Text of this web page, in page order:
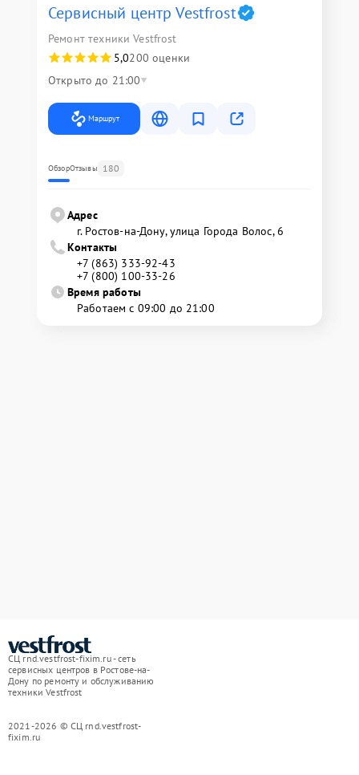
Сервисный центр Vestfrost
Ремонт техники Vestfrost
5,0200 оценки
Открыто до 21:00
Маршрут
ОбзорОтзывы 180
Адрес
г. Ростов-на-Дону, улица Города Волос, 6
Контакты
+7 (863) 333-92-43
+7 (800) 100-33-26
Время работы
Работаем с 09:00 до 21:00
СЦ rnd.vestfrost-fixim.ru - сеть
сервисных центров в Ростове-на-
Дону по ремонту и обслуживанию
техники Vestfrost
2021-2026 © СЦ rnd.vestfrost-
fixim.ru